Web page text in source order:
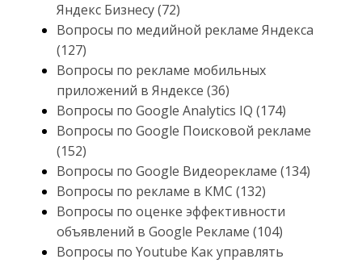
Яндекс Бизнесу (72)
Вопросы по медийной рекламе Яндекса
(127)
Вопросы по рекламе мобильных
приложений в Яндексе (36)
Вопросы по Google Analytics IQ (174)
Вопросы по Google Поисковой рекламе
(152)
Вопросы по Google Видеорекламе (134)
Вопросы по рекламе в КМС (132)
Вопросы по оценке эффективности
объявлений в Google Рекламе (104)
Вопросы по Youtube Как управлять